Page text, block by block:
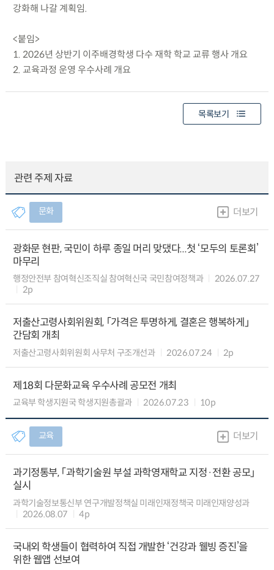
강화해 나갈 계획임.
<붙임>
1. 2026년 상반기 이주배경학생 다수 재학 학교 교류 행사 개요
2. 교육과정 운영 우수사례 개요
목록보기
관련 주제 자료
문화 더보기
광화문 현판, 국민이 하루 종일 머리 맞댔다...첫 ‘모두의 토론회’
마무리
행정안전부 참여혁신조직실 참여혁신국 국민참여정책과
2026.07.27
2p
저출산고령사회위원회, 「가격은 투명하게, 결혼은 행복하게」
간담회 개최
저출산고령사회위원회 사무처 구조개선과 2026.07.24 2p
제18회 다문화교육 우수사례 공모전 개최
교육부 학생지원국 학생지원총괄과 2026.07.23 10p
교육 더보기
과기정통부, 「과학기술원 부설 과학영재학교 지정·전환 공모」
실시
과학기술정보통신부 연구개발정책실 미래인재정책국 미래인재양성과
2026.08.07
4p
국내외 학생들이 협력하여 직접 개발한 ‘건강과 웰빙 증진’을
위한 웹앱 선보여